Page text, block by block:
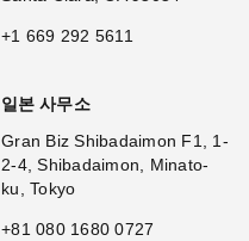
+1 669 292 5611
일본 사무소
Gran Biz Shibadaimon F1, 1-
2-4, Shibadaimon, Minato-
ku, Tokyo
+81 080 1680 0727